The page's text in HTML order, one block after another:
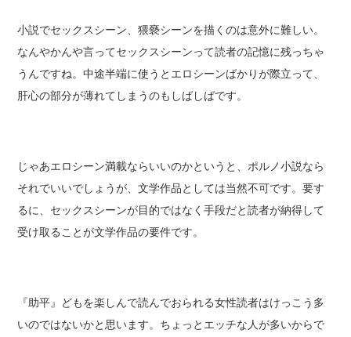
小説でセックスシーン、猥褻シーンを描くのは意外に難しい。
なんやかんや言ってセックスシーンって読者の記憶に残っちゃ
うんですね。中途半端に使うとエロシーンばかりが際立って、
肝心の部分が薄れてしまうのもしばしばです。
じゃあエロシーン満載ならいいのかというと、ポルノ小説なら
それでいいでしょうが、文学作品としては当然不可です。要す
るに、セックスシーンが目的ではなく手段だと読者が納得して
受け取ることが文学作品の要件です。
『助平』どもを楽しんで読んでおられる女性読者はけっこう多
いのではないかと思います。ちょっとエッチな人が多いからで